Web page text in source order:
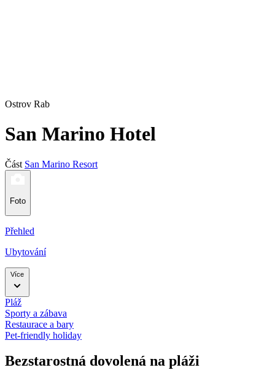
Ostrov Rab
San Marino Hotel
Část San Marino Resort
Foto
Přehled
Ubytování
Více
Pláž
Sporty a zábava
Restaurace a bary
Pet-friendly holiday
Bezstarostná dovolená na pláži